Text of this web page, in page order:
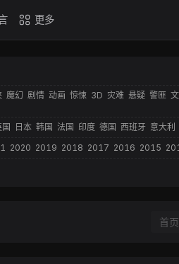
更多
魔幻 剧情 动画 惊悚 3D 灾难 悬疑 警匪
日本 韩国 法国 印度 德国 西班牙 意大利
2020 2019 2018 2017 2016 2015
首页